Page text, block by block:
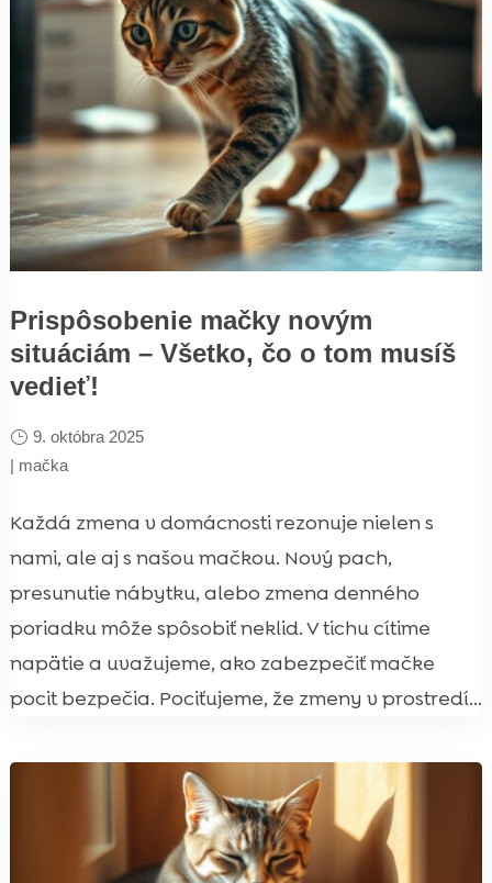
Prispôsobenie mačky novým
situáciám – Všetko, čo o tom musíš
vedieť!
9. októbra 2025
mačka
Každá zmena v domácnosti rezonuje nielen s
nami, ale aj s našou mačkou. Nový pach,
presunutie nábytku, alebo zmena denného
poriadku môže spôsobiť neklid. V tichu cítime
napätie a uvažujeme, ako zabezpečiť mačke
pocit bezpečia. Pociťujeme, že zmeny v prostredí...